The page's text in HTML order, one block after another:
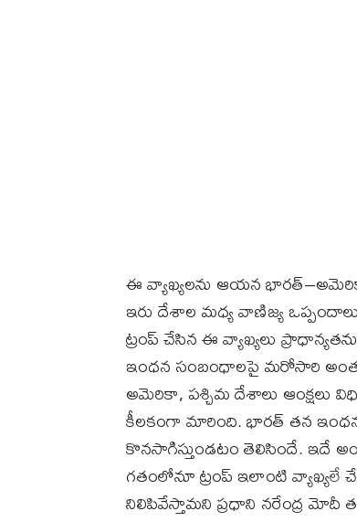
ఈ వ్యాఖ్యలను ఆయన
ఇరు దేశాల మధ్య వాణిజ్య
ట్రంప్ చేసిన ఈ వ్యాఖ్యలు
ఇంధన సంబంధాలపై మరోసారి
అమెరికా, పశ్చిమ దేశాలు ఆంక్షలు
కీలకంగా మారింది. భారత్ తన
కొనసాగిస్తుండటం తెలిసిందే. ఇదే
గతంలోనూ ట్రంప్ ఇలాంటి వ్యాఖ్యలే
నిలిపివేస్తామని ప్రధాని నరేంద్ర మోదీ